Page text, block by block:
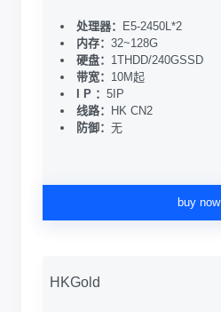
处理器：
E5-2450L*2
内存： 32~128G
硬盘： 1THDD/240GSSD
带宽： 10M起
I P ： 5IP
线路：
HK CN2
防御： 无
buy now
HKGold